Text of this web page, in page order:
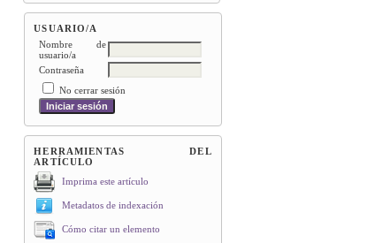
USUARIO/A
Nombre de
usuario/a
Contraseña
No cerrar sesión
HERRAMIENTAS DEL
ARTÍCULO
Imprima este artículo
Metadatos de indexación
Cómo citar un elemento